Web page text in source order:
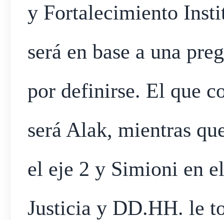
y Fortalecimiento
será en base a una
por definirse. El que
será Alak, mientras
el eje 2 y Simioni en
Justicia y DD.HH. le